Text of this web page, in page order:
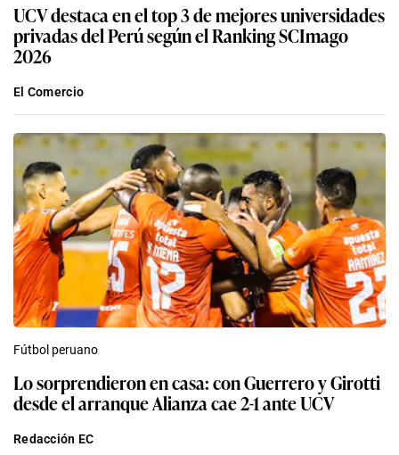
UCV destaca en el top 3 de mejores universidades
privadas del Perú según el Ranking SCImago
2026
El Comercio
Fútbol peruano
Lo sorprendieron en casa: con Guerrero y Girotti
desde el arranque Alianza cae 2-1 ante UCV
Redacción EC